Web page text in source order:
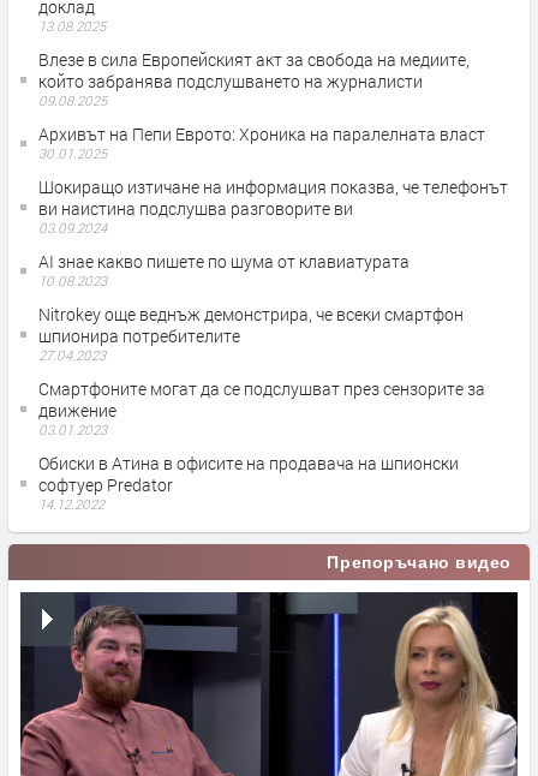
доклад
13.08.2025
Влезе в сила Европейският акт за свобода на медиите,
който забранява подслушването на журналисти
09.08.2025
Архивът на Пепи Еврото: Хроника на паралелната власт
30.01.2025
Шокиращо изтичане на информация показва, че телефонът
ви наистина подслушва разговорите ви
03.09.2024
AI знае какво пишете по шума от клавиатурата
10.08.2023
Nitrokey още веднъж демонстрира, че всеки смартфон
шпионира потребителите
27.04.2023
Смартфоните могат да се подслушват през сензорите за
движение
03.01.2023
Обиски в Атина в офисите на продавача на шпионски
софтуер Predator
14.12.2022
Препоръчано видео